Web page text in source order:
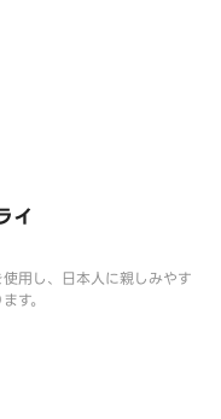
イ
用し、日本人に親しみやす
す。